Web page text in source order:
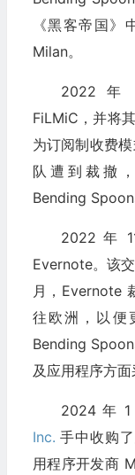
《黑客帝国
Milan。
2022 年
FiLMiC，并将
为订阅制收费
队遭到裁撤
Bending
2022 年
Evernote。该
月，Evernote
往欧洲，以便
Bending
及应用程序方面
2024 年 1
Inc. 手中收购
用程序开发商